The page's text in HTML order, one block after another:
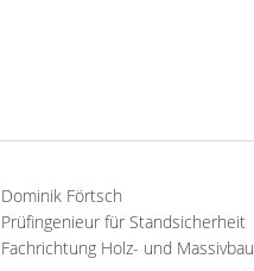
Dominik Förtsch
Prüfingenieur für Standsicherheit
Fachrichtung Holz- und Massivbau